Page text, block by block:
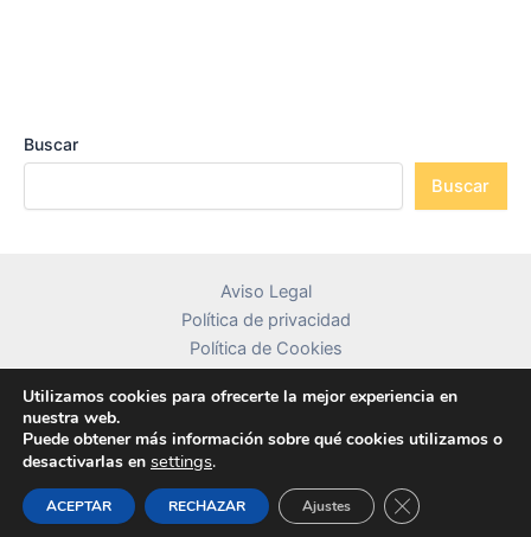
Buscar
Buscar
Aviso Legal
Política de privacidad
Política de Cookies
Utilizamos cookies para ofrecerte la mejor experiencia en
nuestra web.
Puede obtener más información sobre qué cookies utilizamos o
desactivarlas en settings.
ACEPTAR RECHAZAR Ajustes Cerrar el banner